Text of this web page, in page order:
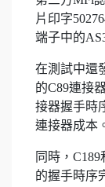
片印字
端子中的
在測試中還
的C89連接
接器握手時
連接器成本
同時，
的握手時序